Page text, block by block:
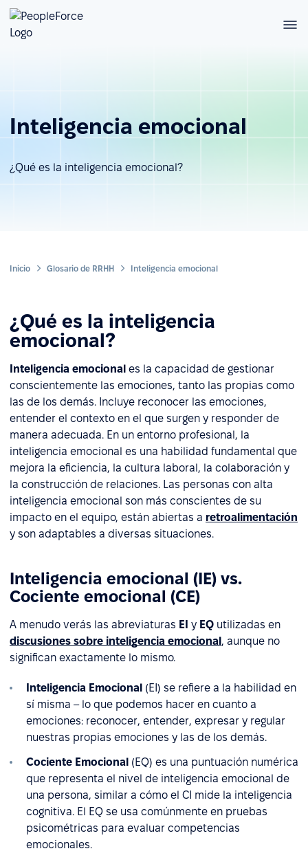
Inteligencia emocional
¿Qué es la inteligencia emocional?
Inicio Glosario de RRHH Inteligencia emocional
¿Qué es la inteligencia
emocional?
Inteligencia emocional es la capacidad de gestionar
conscientemente las emociones, tanto las propias como
las de los demás. Incluye reconocer las emociones,
entender el contexto en el que surgen y responder de
manera adecuada. En un entorno profesional, la
inteligencia emocional es una habilidad fundamental que
mejora la eficiencia, la cultura laboral, la colaboración y
la construcción de relaciones. Las personas con alta
inteligencia emocional son más conscientes de su
impacto en el equipo, están abiertas a retroalimentación
y son adaptables a diversas situaciones.
Inteligencia emocional (IE) vs.
Cociente emocional (CE)
A menudo verás las abreviaturas EI y EQ utilizadas en
discusiones sobre inteligencia emocional, aunque no
significan exactamente lo mismo.
Inteligencia Emocional (EI) se refiere a la habilidad en
sí misma – lo que podemos hacer en cuanto a
emociones: reconocer, entender, expresar y regular
nuestras propias emociones y las de los demás.
Cociente Emocional (EQ) es una puntuación numérica
que representa el nivel de inteligencia emocional de
una persona, similar a cómo el CI mide la inteligencia
cognitiva. El EQ se usa comúnmente en pruebas
psicométricas para evaluar competencias
emocionales.